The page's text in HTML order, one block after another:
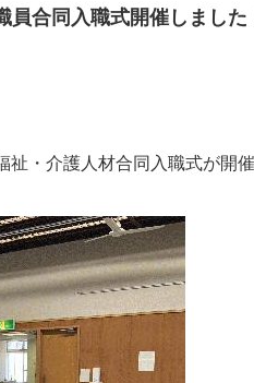
合同入職式開催しました
・介護人材合同入職式が開